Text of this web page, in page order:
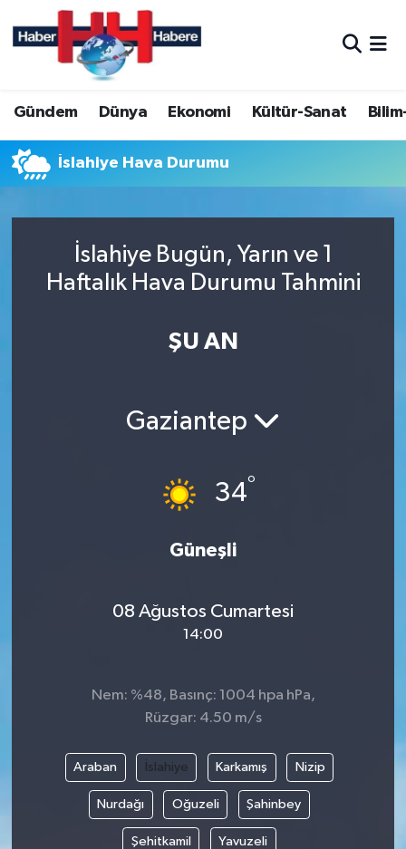
Gündem Dünya Ekonomi Kültür-Sanat
İslahiye Hava Durumu
İslahiye Bugün, Yarın ve 1
Haftalık Hava Durumu Tahmini
ŞU AN
Gaziantep
34°
Güneşli
08 Ağustos Cumartesi
14:00
Nem: %48, Basınç: 1004 hpa hPa,
Rüzgar: 4.50 m/s
Araban İslahiye Karkamış Nizip
Nurdağı Oğuzeli Şahinbey
Şehitkamil Yavuzeli
Hava Durumu
Trafik Durumu
Süper Lig Puan Durumu ve Fikstür
Son Dakika Haberleri